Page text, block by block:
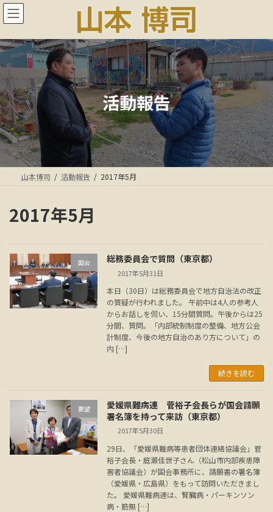
コ
ン
ン
ツ
へ
ス
キ
ッ
プ
ナ
ビ
ー
シ
ョ
ン
に
移
動
活動報告
山本博司 活動報告 2017年5月
2017年5月
国会 総務委員会で質問（東京都）
2017年5月31日
本日（30日）は総務委員会で地方自治法の改正
の質疑が行われました。 午前中は4人の参考人
からお話しを伺い、15分間質問。午後からは25
分間、質問。「内部統制制度の整備、地方公会
計制度、今後の地方自治のあり方について」の
内 […]
続きを読む
要望
愛媛県難病連 菅裕子会長らが国会請願
署名簿を持って来訪（東京都）
2017年5月30日
29日、「愛媛県難病等患者団体連絡協議会」菅
裕子会長・庭瀬佳世子さん（松山市内部疾患障
害者協議会）が国会事務所に、請願書の署名簿
（愛媛県・広島県）をもって訪問いただきまし
た。 愛媛県難病連は、腎臓病・パーキンソン
病・筋無 […]